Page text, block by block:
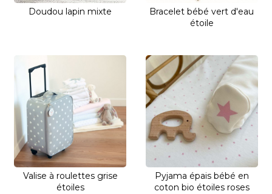
Doudou lapin mixte
Bracelet bébé vert d'eau
étoile
Valise à roulettes grise
étoiles
Pyjama épais bébé en
coton bio étoiles roses